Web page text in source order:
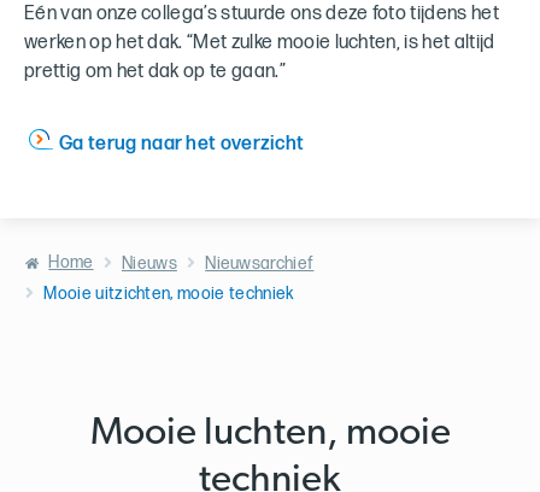
Eén van onze collega’s stuurde ons deze foto tijdens het
werken op het dak. “Met zulke mooie luchten, is het altijd
prettig om het dak op te gaan.”
Ga terug naar het overzicht
Home Nieuws
Nieuwsarchief
Mooie uitzichten, mooie techniek
Mooie luchten, mooie
techniek